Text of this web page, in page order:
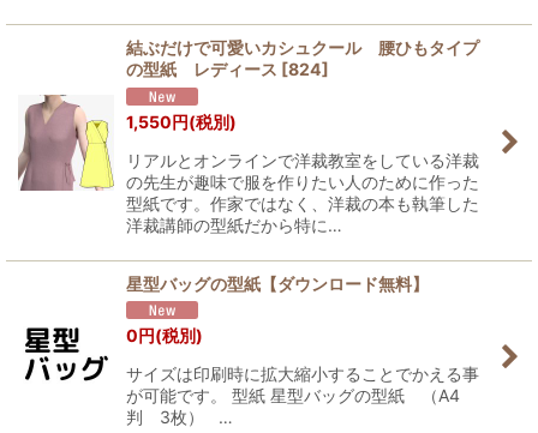
結ぶだけで可愛いカシュクール 腰ひもタイプ
の型紙 レディース [824]
1,550円(税別)
リアルとオンラインで洋裁教室をしている洋裁
の先生が趣味で服を作りたい人のために作った
型紙です。作家ではなく、洋裁の本も執筆した
洋裁講師の型紙だから特に…
星型バッグの型紙【ダウンロード無料】
0円(税別)
サイズは印刷時に拡大縮小することでかえる事
が可能です。 型紙 星型バッグの型紙 （A4
判 3枚） …